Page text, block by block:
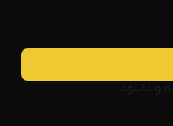
و دانلود